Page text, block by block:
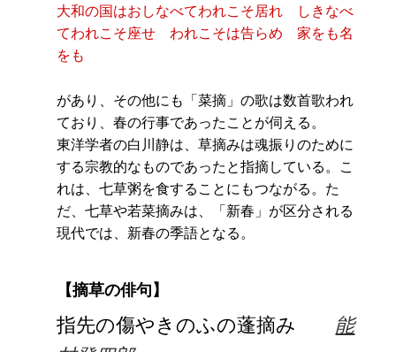
大和の国はおしなべてわれこそ居れ しきなべ
てわれこそ座せ われこそは告らめ 家をも名
をも
があり、その他にも「菜摘」の歌は数首歌われ
ており、春の行事であったことが伺える。
東洋学者の白川静は、草摘みは魂振りのために
する宗教的なものであったと指摘している。こ
れは、七草粥を食することにもつながる。た
だ、七草や若菜摘みは、「新春」が区分される
現代では、新春の季語となる。
【摘草の俳句】
指先の傷やきのふの蓬摘み 能